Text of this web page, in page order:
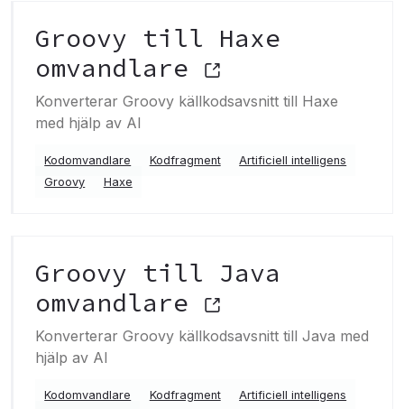
Groovy till Haxe
omvandlare
Konverterar Groovy källkodsavsnitt till Haxe
med hjälp av AI
Kodomvandlare Kodfragment
Artificiell intelligens
Groovy
Haxe
Groovy till Java
omvandlare
Konverterar Groovy källkodsavsnitt till Java med
hjälp av AI
Kodomvandlare Kodfragment
Artificiell intelligens